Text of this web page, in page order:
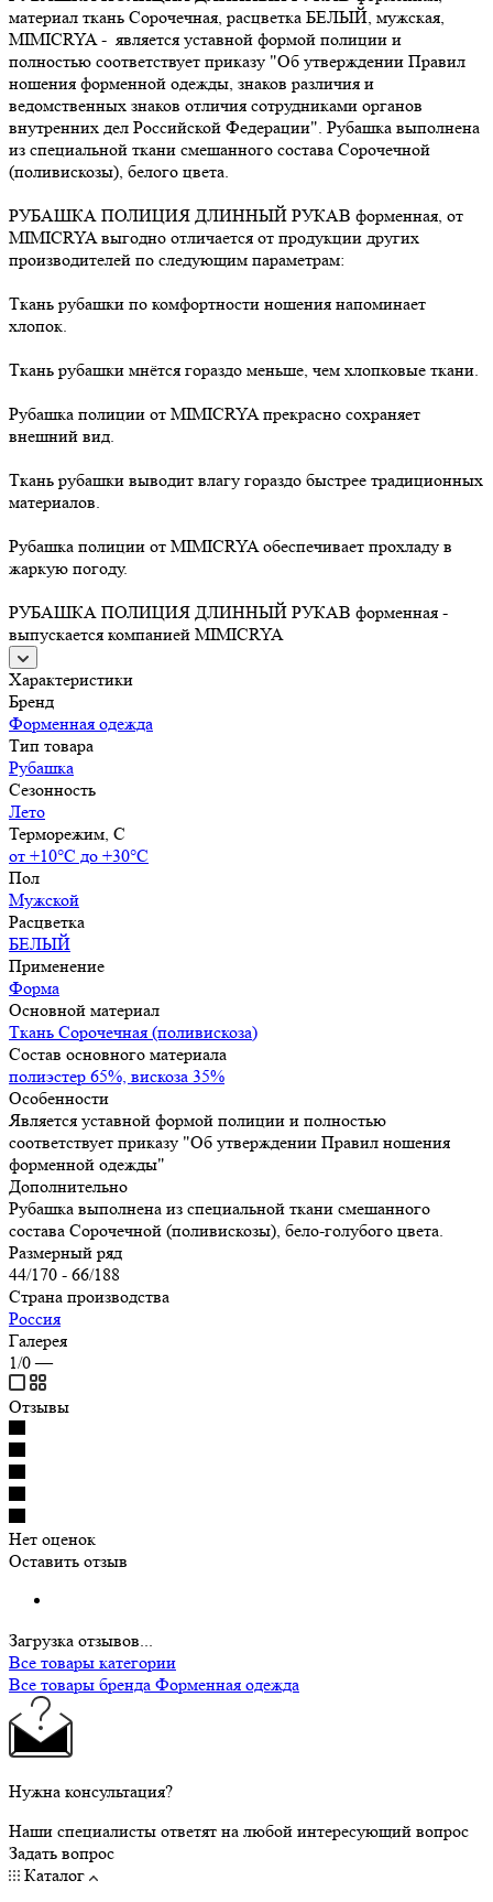
материал ткань Сорочечная, расцветка БЕЛЫЙ, мужская,
MIMICRYA - является уставной формой полиции и
полностью соответствует приказу "Об утверждении Правил
ношения форменной одежды, знаков различия и
ведомственных знаков отличия сотрудниками органов
внутренних дел Российской Федерации". Рубашка выполнена
из специальной ткани смешанного состава Сорочечной
(поливискозы), белого цвета.
РУБАШКА ПОЛИЦИЯ ДЛИННЫЙ РУКАВ форменная, от
MIMICRYA выгодно отличается от продукции других
производителей по следующим параметрам:
Ткань рубашки по комфортности ношения напоминает
хлопок.
Ткань рубашки мнётся гораздо меньше, чем хлопковые ткани.
Рубашка полиции от MIMICRYA прекрасно сохраняет
внешний вид.
Ткань рубашки выводит влагу гораздо быстрее традиционных
материалов.
Рубашка полиции от MIMICRYA обеспечивает прохладу в
жаркую погоду.
РУБАШКА ПОЛИЦИЯ ДЛИННЫЙ РУКАВ форменная -
выпускается компанией MIMICRYA
Характеристики
Бренд
Форменная одежда
Тип товара
Рубашка
Сезонность
Лето
Терморежим, C
от +10°С до +30°С
Пол
Мужской
Расцветка
БЕЛЫЙ
Применение
Форма
Основной материал
Ткань Сорочечная (поливискоза)
Состав основного материала
полиэстер 65%, вискоза 35%
Особенности
Является уставной формой полиции и полностью
соответствует приказу "Об утверждении Правил ношения
форменной одежды"
Дополнительно
Рубашка выполнена из специальной ткани смешанного
состава Сорочечной (поливискозы), бело-голубого цвета.
Размерный ряд
44/170 - 66/188
Страна производства
Россия
Галерея
1/0 —
Отзывы
Нет оценок
Оставить отзыв
Загрузка отзывов...
Все товары категории
Все товары бренда Форменная одежда
Нужна консультация?
Наши специалисты ответят на любой интересующий вопрос
Задать вопрос
Каталог